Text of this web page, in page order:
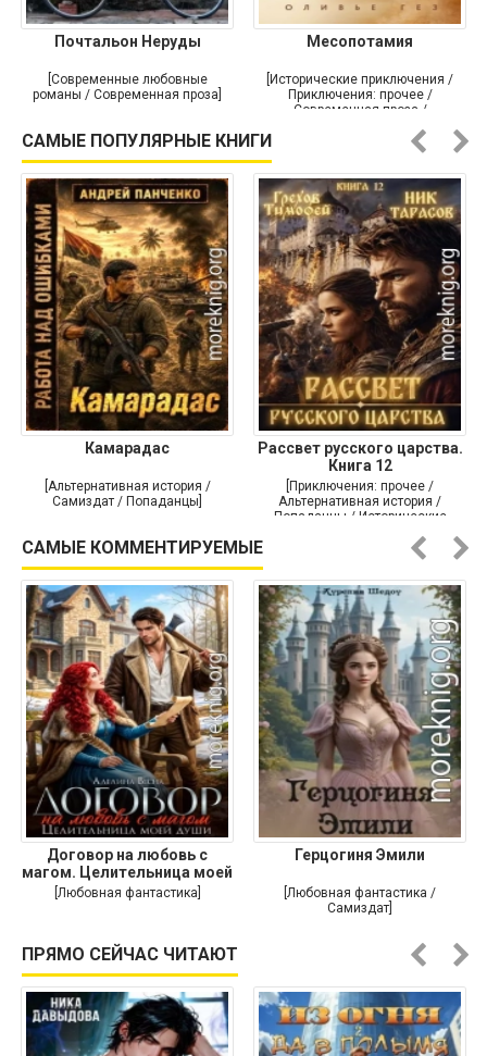
Почтальон Неруды
[Современные любовные
романы / Современная проза]
Месопотамия
[Исторические приключения /
Приключения: прочее /
Современная проза /
САМЫЕ ПОПУЛЯРНЫЕ КНИГИ
Камарадас
[Альтернативная история /
Самиздат / Попаданцы]
Рассвет русского царства.
Книга 12
[Приключения: прочее /
Альтернативная история /
Попаданцы / Исторические
САМЫЕ КОММЕНТИРУЕМЫЕ
Договор на любовь с
магом. Целительница моей
души
[Любовная фантастика]
Герцогиня Эмили
[Любовная фантастика /
Самиздат]
ПРЯМО СЕЙЧАС ЧИТАЮТ